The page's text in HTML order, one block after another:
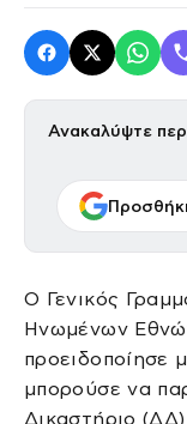
Ανακαλύψτε
Ο Γενικός
Ηνωμένων
προειδοποίησε
μπορούσε να
Δικαστήριο